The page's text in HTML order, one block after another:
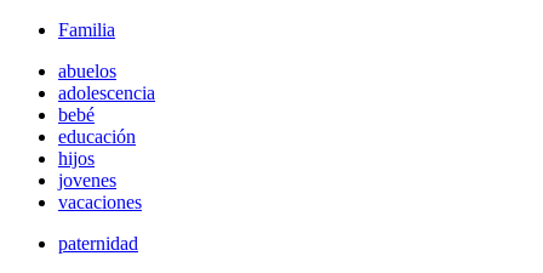
Familia
abuelos
adolescencia
bebé
educación
hijos
jovenes
vacaciones
paternidad